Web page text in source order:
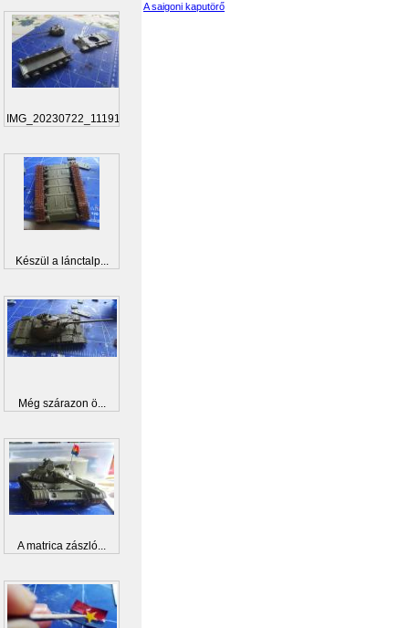
A saigoni kaputörő
IMG_20230722_111919
Készül a lánctalp...
Még szárazon ö...
A matrica zászló...